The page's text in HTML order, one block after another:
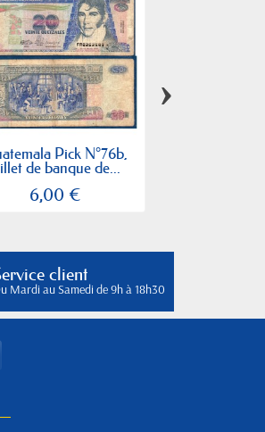
Pick N°76b,
de banque de...
6,00 €
›
client
Mardi au Samedi de 9h à 18h30